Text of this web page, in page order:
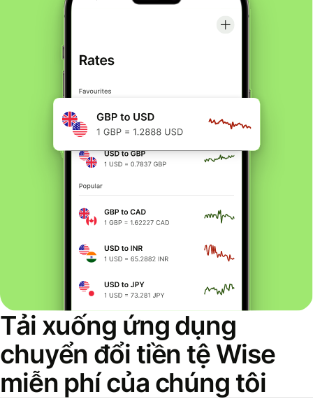
Tải xuống ứng dụng
chuyển đổi tiền tệ Wise
miễn phí của chúng tôi